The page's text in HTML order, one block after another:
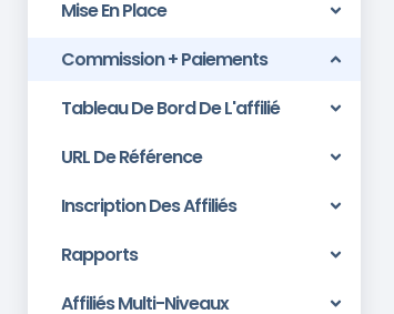
Mise En Place
Commission + Paiements
Tableau De Bord De L'affilié
URL De Référence
Inscription Des Affiliés
Rapports
Affiliés Multi-Niveaux